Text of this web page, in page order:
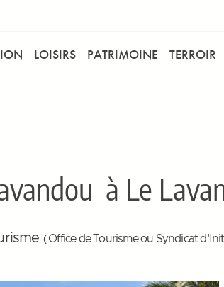
LOISIRS PATRIMOINE TERROIR
à Le
( Office de Tourisme ou Syndicat